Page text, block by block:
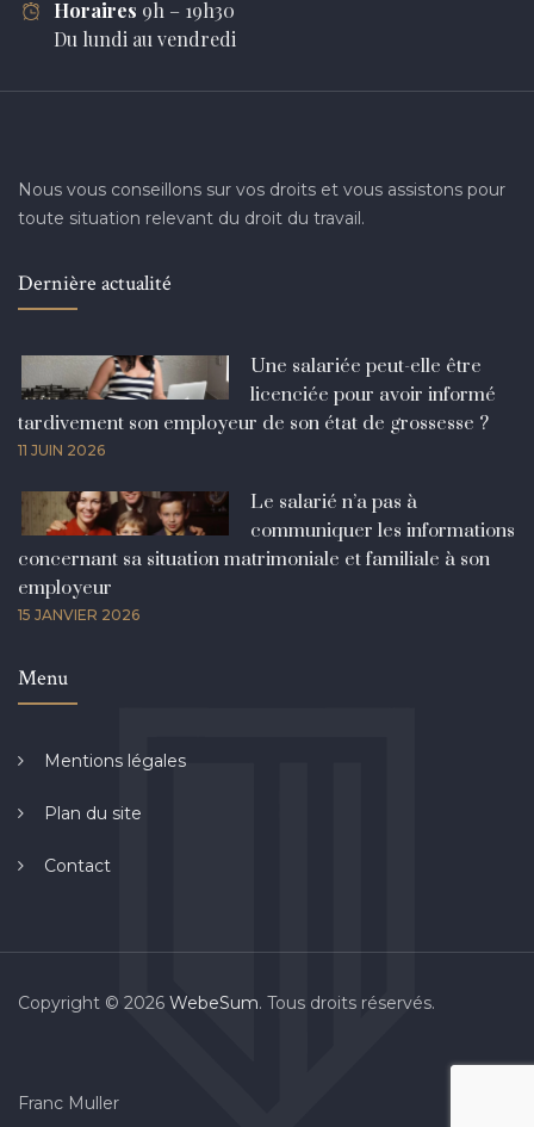
Horaires 9h – 19h30
Du lundi au vendredi
Nous vous conseillons sur vos droits et vous assistons pour
toute situation relevant du droit du travail.
Dernière actualité
Une salariée peut-elle être
licenciée pour avoir informé
tardivement son employeur de son état de grossesse ?
11 JUIN 2026
Le salarié n’a pas à
communiquer les informations
concernant sa situation matrimoniale et familiale à son
employeur
15 JANVIER 2026
Menu
Mentions légales
Plan du site
Contact
Copyright © 2026 WebeSum. Tous droits réservés.
Franc Muller